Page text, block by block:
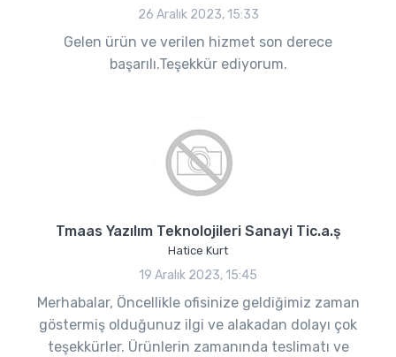
26 Aralık 2023, 15:33
Gelen ürün ve verilen hizmet son derece
başarılı.Teşekkür ediyorum.
Tmaas Yazılım Teknolojileri Sanayi Tic.a.ş
Hatice Kurt
19 Aralık 2023, 15:45
Merhabalar, Öncellikle ofisinize geldiğimiz zaman
göstermiş olduğunuz ilgi ve alakadan dolayı çok
teşekkürler. Ürünlerin zamanında teslimatı ve